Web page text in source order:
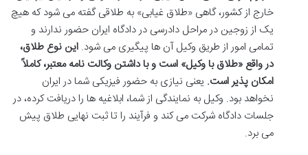
خارج از کشور، گاهی «طلاق غیابی» به طلاقی گفته می شود که هیچ
یک از زوجین در مراحل دادرسی در دادگاه ایران حضور ندارند و
تمامی امور از طریق وکیل آن ها پیگیری می شود. این نوع طلاق،
در واقع «طلاق با وکیل» است و با داشتن وکالت نامه معتبر، کاملاً
امکان پذیر است. یعنی نیازی به حضور فیزیکی شما در ایران
نخواهد بود. وکیل به نمایندگی از شما، ابلاغیه ها را دریافت کرده، در
جلسات دادگاه شرکت می کند و فرآیند را تا ثبت نهایی طلاق پیش
می برد.